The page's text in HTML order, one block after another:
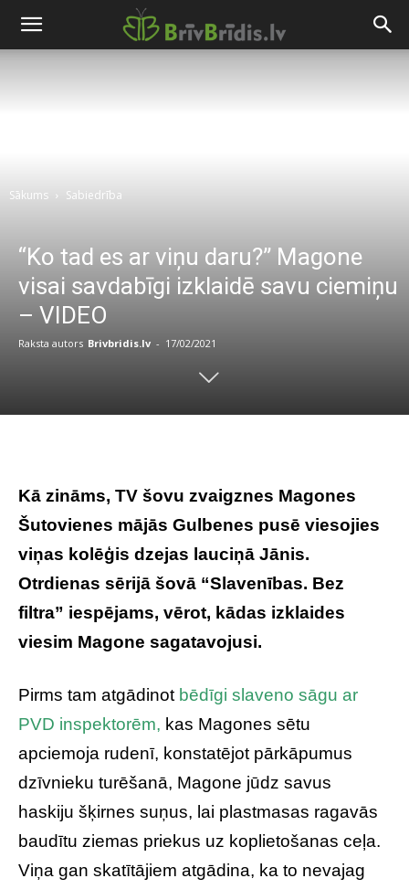
Sākums Sabiedrība
“Ko tad es ar viņu daru?” Magone
visai savdabīgi izklaidē savu ciemiņu
– VIDEO
Raksta autors Brivbridis.lv - 17/02/2021
Kā zināms, TV šovu zvaigznes Magones
Šutovienes mājās Gulbenes pusē viesojies
viņas kolēģis dzejas lauciņā Jānis.
Otrdienas sērijā šovā “Slavenības. Bez
filtra” iespējams, vērot, kādas izklaides
viesim Magone sagatavojusi.
Pirms tam atgādinot bēdīgi slaveno sāgu ar
PVD inspektorēm, kas Magones sētu
apciemoja rudenī, konstatējot pārkāpumus
dzīvnieku turēšanā, Magone jūdz savus
haskiju šķirnes suņus, lai plastmasas ragavās
baudītu ziemas priekus uz koplietošanas ceļa.
Viņa gan skatītājiem atgādina, ka to nevajag